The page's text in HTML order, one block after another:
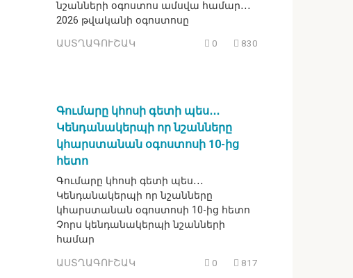
նշանների օգոստոս ամսվա համար․․․
2026 թվականի օգոստոսը
ԱՍՏՂԱԳՈՒՇԱԿ 0 830
Գումարը կհոսի գետի պես․․․
Կենդանակերպի որ նշանները
կհարստանան օգոստոսի 10-ից
հետո
Գումարը կհոսի գետի պես․․․
Կենդանակերպի որ նշանները
կհարստանան օգոստոսի 10-ից հետո
Չորս կենդանակերպի նշանների
համար
ԱՍՏՂԱԳՈՒՇԱԿ 0 817